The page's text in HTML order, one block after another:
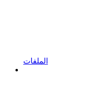
الملفات